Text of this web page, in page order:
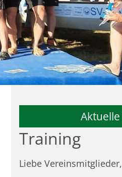
Training
Liebe Vereinsmitglieder,